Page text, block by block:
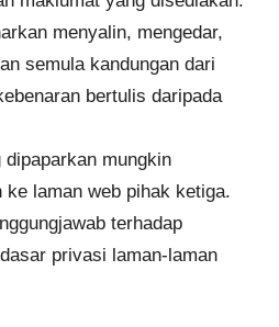
menyalin, mengedar,
semula kandungan dari
bertulis daripada
dipaparkan mungkin
ke laman web pihak ketiga.
terhadap
privasi laman-laman